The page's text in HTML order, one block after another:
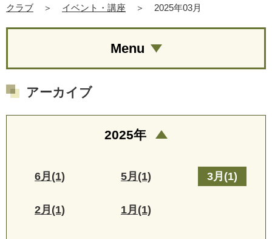
クラブ
＞ イベント・講座 ＞ 2025年03月
Menu
アーカイブ
2025年
6月(1) 5月(1) 3月(1)
2月(1) 1月(1)